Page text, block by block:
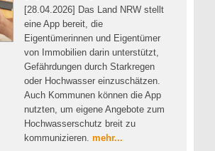
[28.04.2026] Das Land NRW stellt
eine App bereit, die
Eigentümerinnen und Eigentümer
von Immobilien darin unterstützt,
Gefährdungen durch Starkregen
oder Hochwasser einzuschätzen.
Auch Kommunen können die App
nutzten, um eigene Angebote zum
Hochwasserschutz breit zu
kommunizieren. mehr...